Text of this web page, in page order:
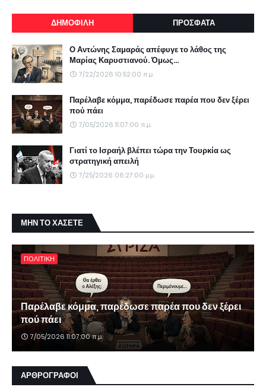
ΔΗΜΟΦΙΛΗ ΠΡΟΣΦΑΤΑ
Ο Αντώνης Σαμαράς απέφυγε το λάθος της
Μαρίας Καρυστιανού. Όμως...
7/22/2026 10:52:00 π.μ.
Παρέλαβε κόμμα, παρέδωσε παρέα που δεν ξέρει
πού πάει
7/05/2026 11:07:00 π.μ.
Γιατί το Ισραήλ βλέπει τώρα την Τουρκία ως
στρατηγική απειλή
7/25/2026 06:27:00 μ.μ.
ΜΗΝ ΤΟ ΧΑΣΕΤΕ
ΠΟΛΙΤΙΚΗ
Παρέλαβε κόμμα, παρέδωσε παρέα που δεν ξέρει
πού πάει
7/05/2026 11:07:00 π.μ.
ΑΡΘΡΟΓΡΑΦΟΙ